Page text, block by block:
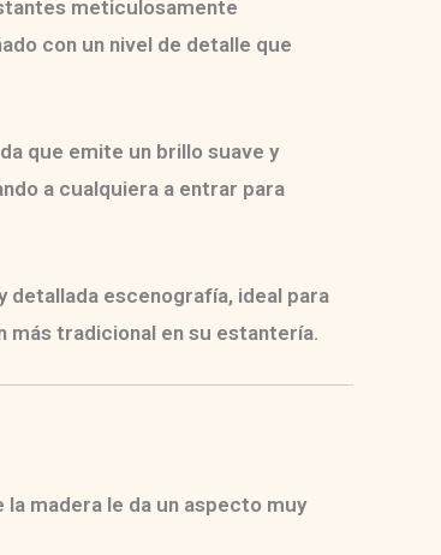
meticulosamente
con un nivel de detalle que
que emite un brillo suave y
a cualquiera a entrar para
detallada escenografía, ideal para
más tradicional en su estantería.
madera le da un aspecto muy